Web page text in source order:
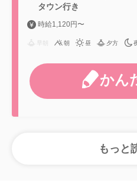
タウン行き
時給1,120円〜
朝 昼 夕方
かん